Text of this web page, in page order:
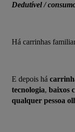
Dedutível /
Há carrinhas
E depois há
tecnologia, baixos
qualquer pessoa